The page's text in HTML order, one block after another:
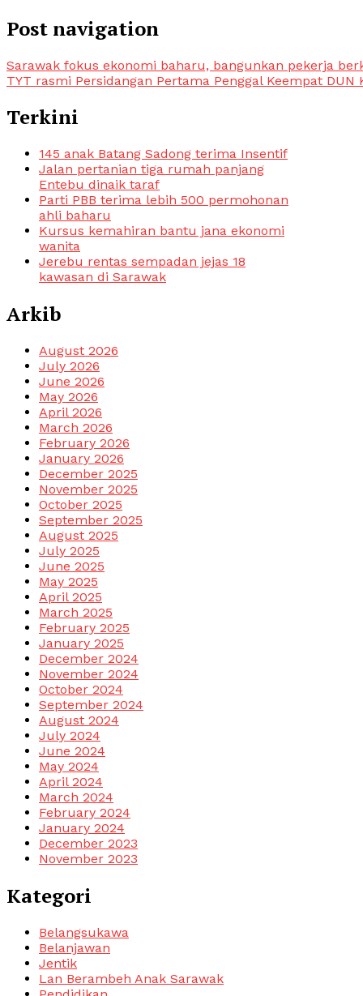
Post navigation
Sarawak fokus ekonomi baharu, bangunkan pekerja
TYT rasmi Persidangan Pertama Penggal Keempat DUN
Terkini
145 anak Batang Sadong terima Insentif
Jalan pertanian tiga rumah panjang
Entebu dinaik taraf
Parti PBB terima lebih 500 permohonan
ahli baharu
Kursus kemahiran bantu jana ekonomi
wanita
Jerebu rentas sempadan jejas 18
kawasan di Sarawak
Arkib
August 2026
July 2026
June 2026
May 2026
April 2026
March 2026
February 2026
January 2026
December 2025
November 2025
October 2025
September 2025
August 2025
July 2025
June 2025
May 2025
April 2025
March 2025
February 2025
January 2025
December 2024
November 2024
October 2024
September 2024
August 2024
July 2024
June 2024
May 2024
April 2024
March 2024
February 2024
January 2024
December 2023
November 2023
Kategori
Belangsukawa
Belanjawan
Jentik
Lan Berambeh Anak Sarawak